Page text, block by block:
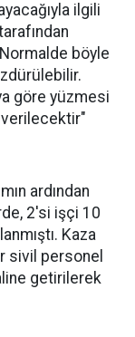
ilgili
böyle
göre yüzmesi
verilecektir"
ardından
2'si işçi 10
Kaza
sivil personel
getirilerek